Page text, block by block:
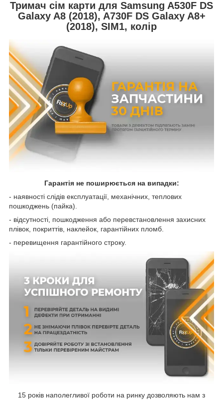
Тримач сім карти для Samsung A530F DS
Galaxy A8 (2018), A730F DS Galaxy A8+
(2018), SIM1, колір
Гарантія не поширюється на випадки:
- наявності слідів експлуатації, механічних, теплових
пошкоджень (пайка).
- відсутності, пошкодження або перевстановлення захисних
плівок, покриттів, наклейок, гарантійних пломб.
- перевищення гарантійного строку.
15 років наполегливої роботи на ринку дозволяють нам з